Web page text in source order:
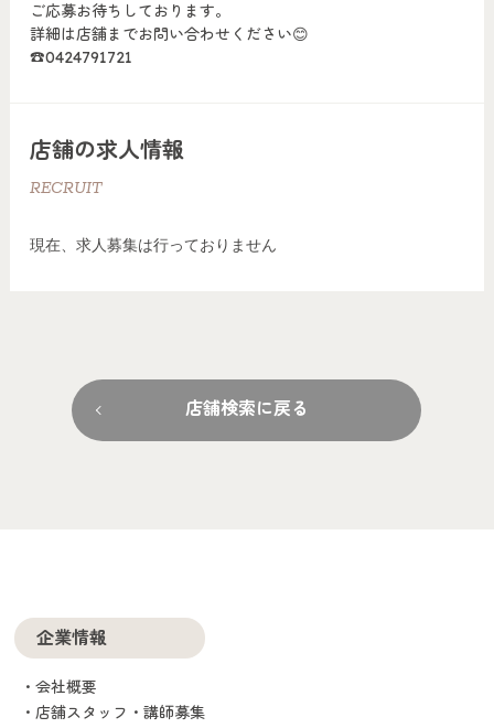
ご応募お待ちしております。
詳細は店舗までお問い合わせください😊
☎️0424791721
店舗の求人情報
RECRUIT
現在、求人募集は行っておりません
店舗検索に戻る
企業情報
会社概要
店舗スタッフ・講師募集